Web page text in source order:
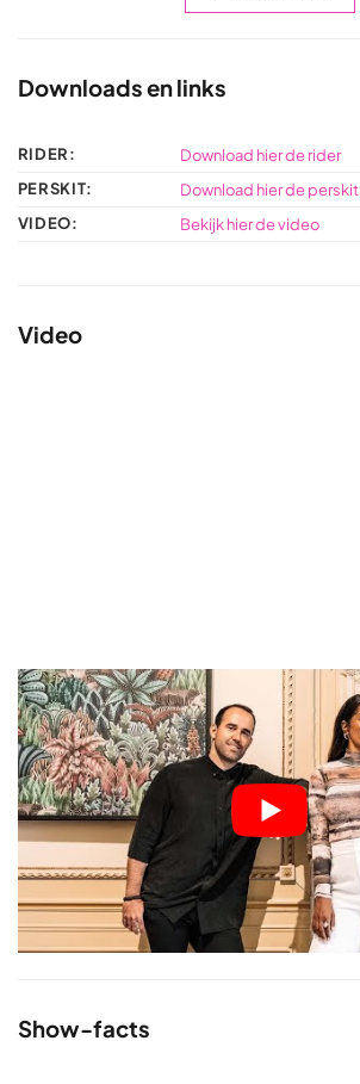
Downloads en links
RIDER:
Download hier de rider
PERSKIT:
Download hier de perskit
VIDEO:
Bekijk hier de video
Video
Show-facts